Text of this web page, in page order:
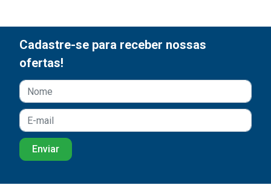
Cadastre-se para receber nossas
ofertas!